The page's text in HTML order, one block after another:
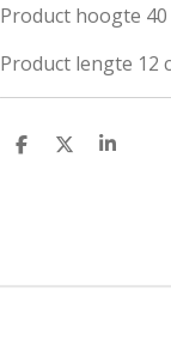
Product hoogte
Product lengte 12
D
D
S